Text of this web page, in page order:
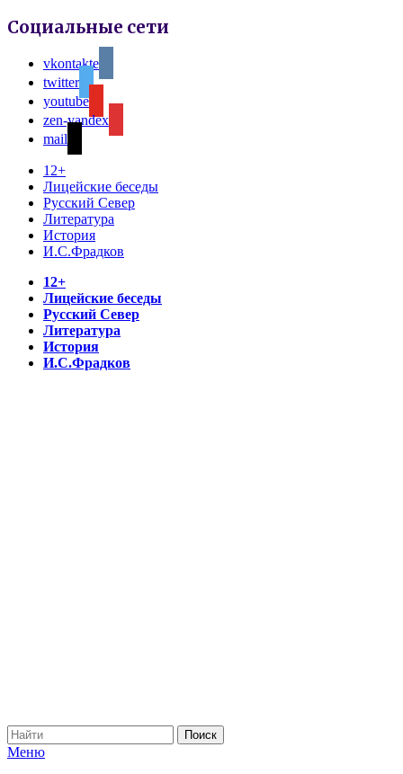
Социальные сети
vkontakte
twitter
youtube
zen-yandex
mail
12+
Лицейские беседы
Русский Север
Литература
История
И.С.Фрадков
12+
Лицейские беседы
Русский Север
Литература
История
И.С.Фрадков
Меню